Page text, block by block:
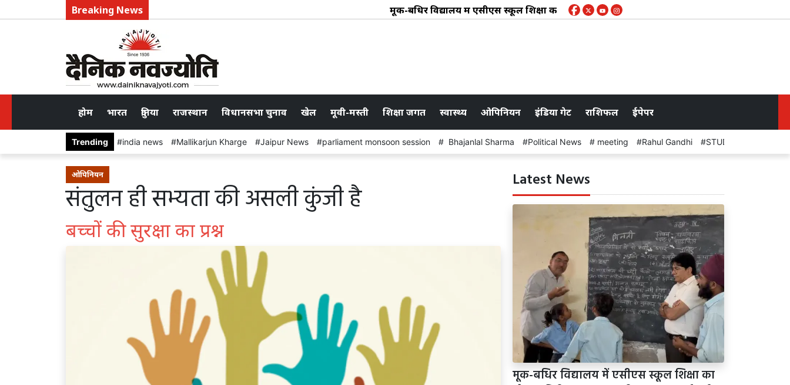
Breaking News मूक-बधिर विद्यालय में एसीएस स्कूल शिक्षा का औचक निरीक्षण, लापरवाही पर सख्त कार्रवाई और नियमित
होम भारत दुनिया राजस्थान विधानसभा चुनाव खेल मूवी-मस्ती शिक्षा जगत स्वास्थ्य ओपिनियन इंडिया गेट राशिफल ईपेपर
Trending india news Mallikarjun Kharge Jaipur News parliament monsoon session Bhajanlal Sharma Political News meeting Rahul Gandhi STUDENT PROTEST
ओपिनियन
संतुलन ही सभ्यता की असली कुंजी है
बच्चों की सुरक्षा का प्रश्न
Latest News
मूक-बधिर विद्यालय में एसीएस स्कूल शिक्षा का